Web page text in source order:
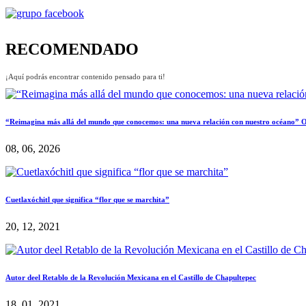
RECOMENDADO
¡Aquí podrás encontrar contenido pensado para ti!
“Reimagina más allá del mundo que conocemos: una nueva relación con nuestro océano”
08, 06, 2026
Cuetlaxóchitl que significa “flor que se marchita”
20, 12, 2021
Autor deel Retablo de la Revolución Mexicana en el Castillo de Chapultepec